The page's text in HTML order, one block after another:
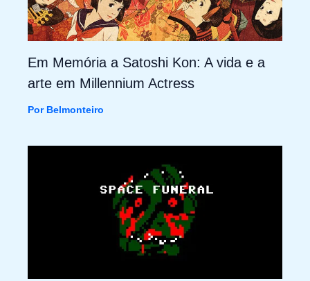
Em Memória a Satoshi Kon: A vida e a
arte em Millennium Actress
Por Belmonteiro